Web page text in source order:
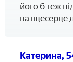
його б теж
натщесерце
Катерина,